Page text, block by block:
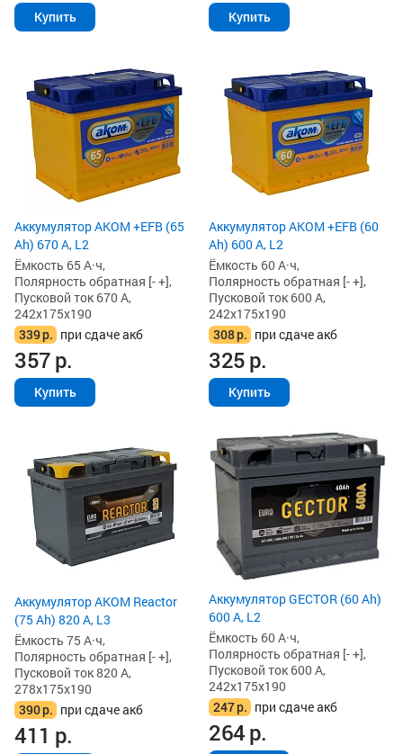
Купить Купить
Аккумулятор AKOM +EFB (65
Ah) 670 А, L2
Ёмкость 65 А·ч,
Полярность обратная [- +],
Пусковой ток 670 А,
242x175x190
339р. при сдаче акб
357р.
Купить
Аккумулятор AKOM +EFB (60
Ah) 600 А, L2
Ёмкость 60 А·ч,
Полярность обратная [- +],
Пусковой ток 600 А,
242x175x190
308р. при сдаче акб
325р.
Купить
Аккумулятор AKOM Reactor
(75 Ah) 820 А, L3
Ёмкость 75 А·ч,
Полярность обратная [- +],
Пусковой ток 820 А,
278x175x190
390р. при сдаче акб
411 р.
Аккумулятор GECTOR (60 Ah)
600 А, L2
Ёмкость 60 А·ч,
Полярность обратная [- +],
Пусковой ток 600 А,
242x175x190
247р. при сдаче акб
264р.